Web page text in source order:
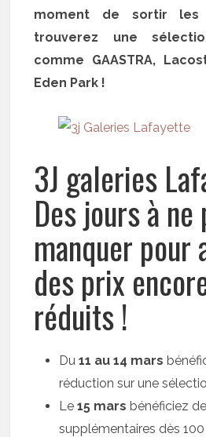
moment de sortir les
trouverez une
comme GAASTRA,
Eden Park !
3J galeries
Des jours à ne
manquer pour
des prix
réduits !
Du11 au 14 mars
réduction sur une
Le15 mars bénéficiez
supplémentaires dès